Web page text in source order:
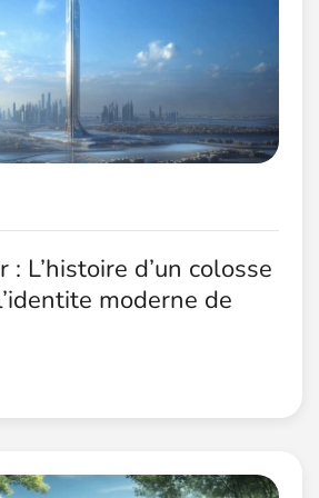
L’histoire d’un colosse
moderne de